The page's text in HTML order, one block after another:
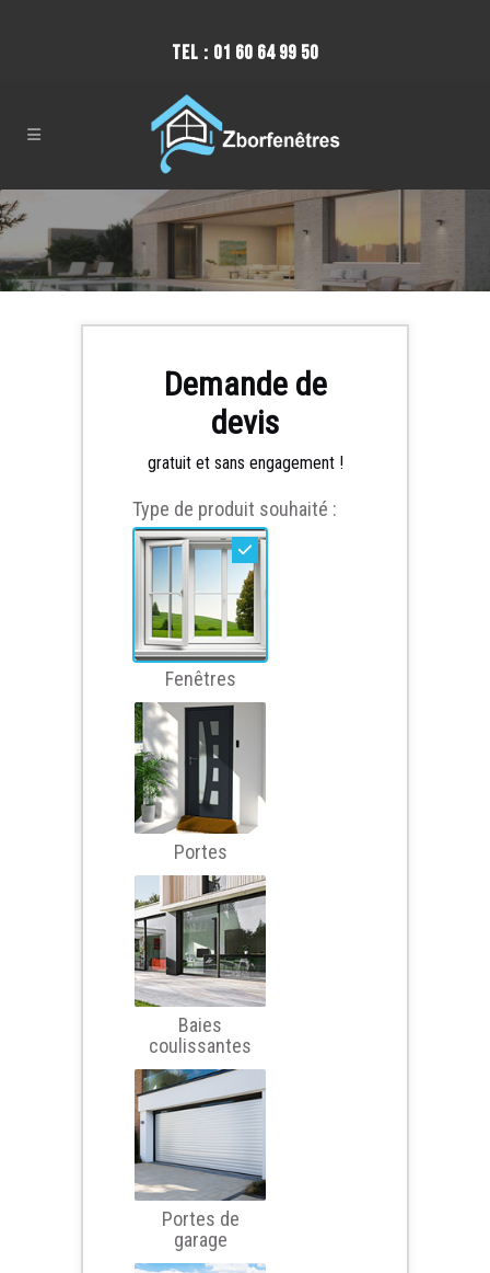
TEL : 01 60 64 99 50
Demande de
devis
gratuit et sans engagement !
Type de produit souhaité :
Fenêtres
Portes
Baies
coulissantes
Portes de
garage